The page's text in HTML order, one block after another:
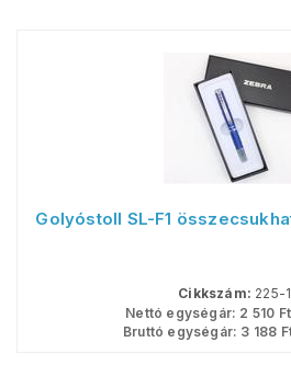
Golyóstoll SL-F1
Cikkszám: 225-
Nettó egységár: 2 510 Ft
Bruttó egységár: 3 188